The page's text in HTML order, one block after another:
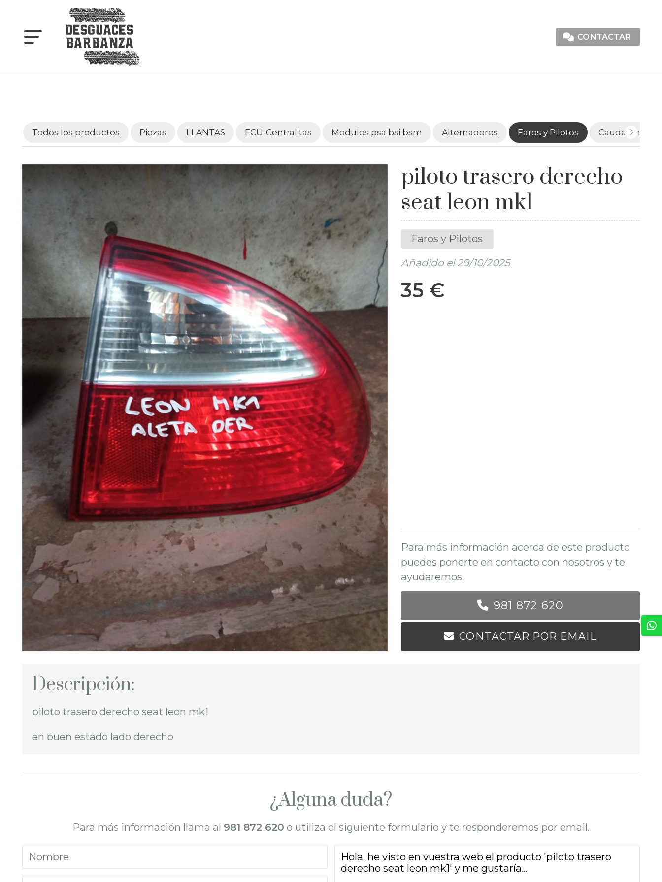
CONTACTAR
Todos los productos Piezas LLANTAS ECU-Centralitas Modulos psa bsi bsm Alternadores Faros y Pilotos Caudalímetros
piloto trasero derecho
seat leon mk1
Faros y Pilotos
Añadido el 29/10/2025
35 €
Para más información acerca de este producto
puedes ponerte en contacto con nosotros y te
ayudaremos.
981 872 620
CONTACTAR POR EMAIL
Descripción:
piloto trasero derecho seat leon mk1
en buen estado lado derecho
¿Alguna duda?
Para más información llama al 981 872 620 o utiliza el siguiente formulario y te responderemos por email.